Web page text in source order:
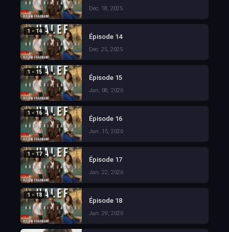
Dec. 18, 2025
1 - 14
Épisode 14
Dec. 25, 2025
1 - 15
Épisode 15
Jan. 08, 2026
1 - 16
Épisode 16
Jan. 15, 2026
1 - 17
Épisode 17
Jan. 22, 2026
1 - 18
Épisode 18
Jan. 29, 2026